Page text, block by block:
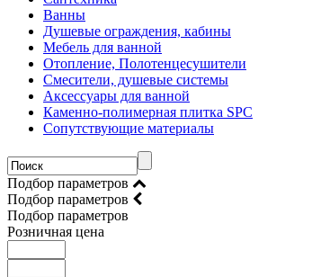
Ванны
Душевые ограждения, кабины
Мебель для ванной
Отопление, Полотенцесушители
Смесители, душевые системы
Аксессуары для ванной
Каменно-полимерная плитка SPC
Сопутствующие материалы
Подбор параметров
Подбор параметров
Подбор параметров
Розничная цена